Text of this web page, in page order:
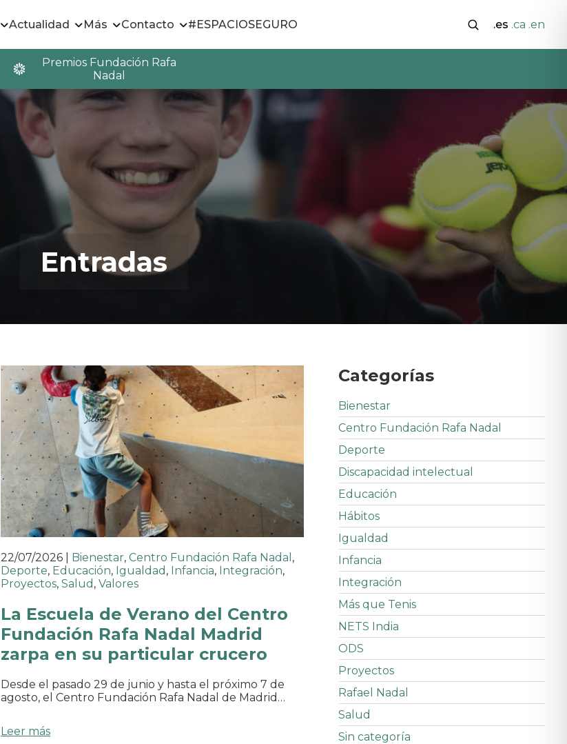
Actualidad Más Contacto #ESPACIOSEGURO .es .ca .en
Premios Fundación Rafa
Nadal
Entradas
22/07/2026 Bienestar, Centro Fundación Rafa Nadal ,
Deporte, Educación, Igualdad , Infancia, Integración,
Proyectos, Salud , Valores
La Escuela de Verano del Centro
Fundación Rafa Nadal Madrid
zarpa en su particular crucero
Desde el pasado 29 de junio y hasta el próximo 7 de
agosto, el Centro Fundación Rafa Nadal de Madrid…
Leer más
Categorías
Bienestar
Centro Fundación Rafa Nadal
Deporte
Discapacidad intelectual
Educación
Hábitos
Igualdad
Infancia
Integración
Más que Tenis
NETS India
ODS
Proyectos
Rafael Nadal
Salud
Sin categoría